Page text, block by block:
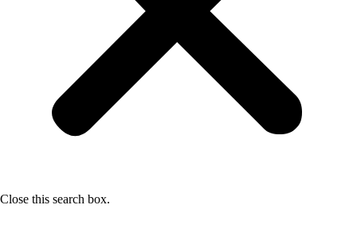
Close this search box.